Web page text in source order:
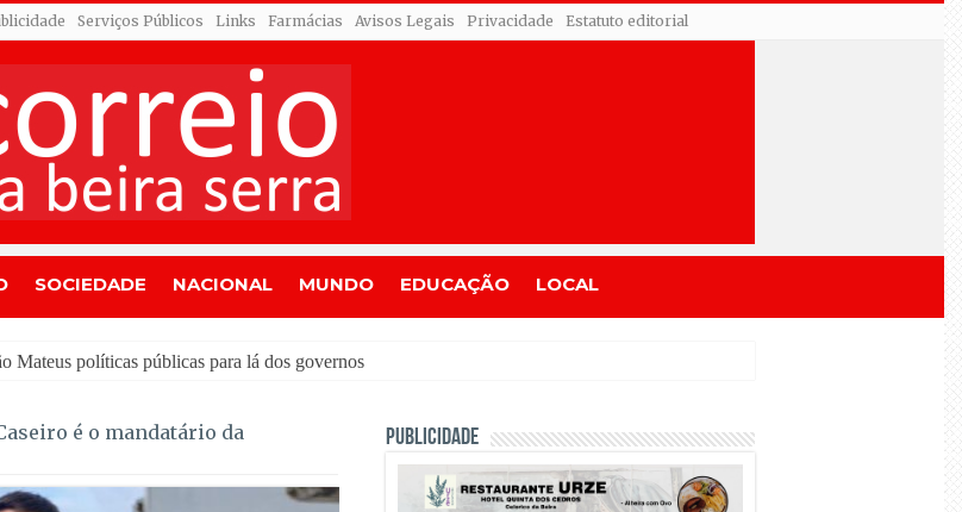
Serviços Públicos Links Farmácias Avisos Legais Privacidade Estatuto editorial
SOCIEDADE NACIONAL MUNDO EDUCAÇÃO LOCAL
é o mandatário da
PUBLICIDADE